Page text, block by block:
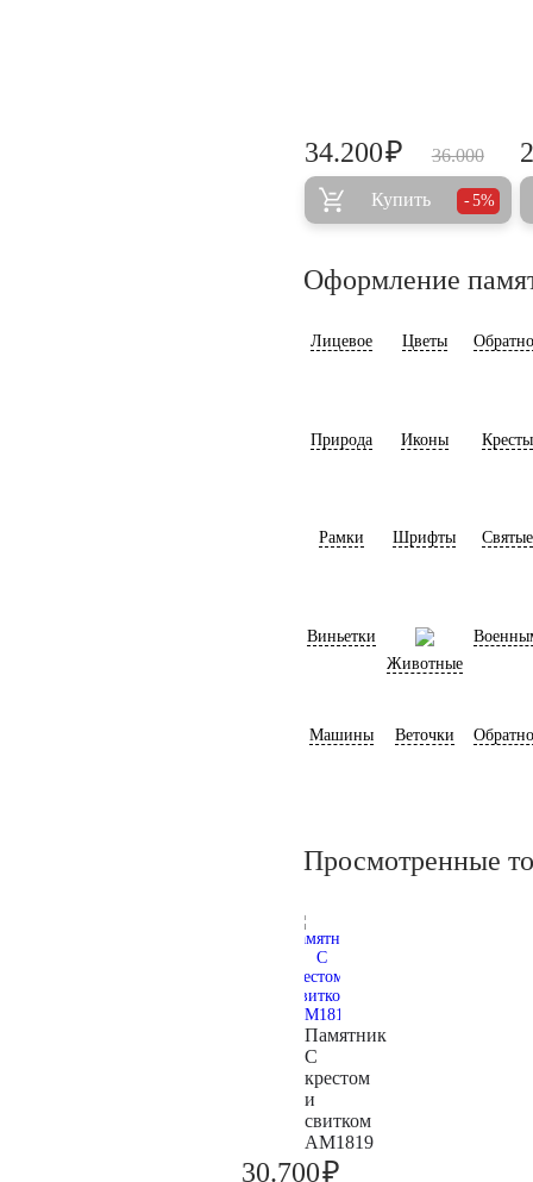
36.000
34.200₽
Купить 5%
Оформление
Лицевое Цветы
Природа Иконы Кресты
Рамки Шрифты Святые
Виньетки
Животные
Машины Веточки
Просмотренные
Памятник
С
крестом
и
свитком
AM1819
30.700₽